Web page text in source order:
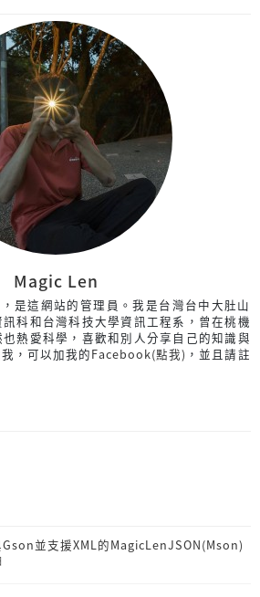
Magic Len
是這網站的管理員。我是台灣台中大肚山
訊科和台灣科技大學資訊工程系，曾在桃機
熱愛科學，喜歡和別人分享自己的知識與
，可以加我的Facebook(點我) ，並且請註
並支援XML的MagicLenJSON(Mson)